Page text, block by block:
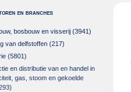
en branches
bosbouw en visserij (3941)
van delfstoffen (217)
(5801)
en distributie van en handel in
gas, stoom en gekoelde